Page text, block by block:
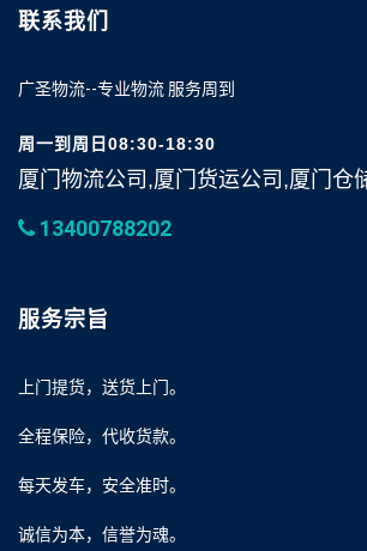
联系我们
广圣物流--专业物流 服务周到
周一到周日08:30-18:30
厦门物流公司,厦门货运公司,厦门仓
13400788202
服务宗旨
上门提货，送货上门。
全程保险，代收货款。
每天发车，安全准时。
诚信为本，信誉为魂。